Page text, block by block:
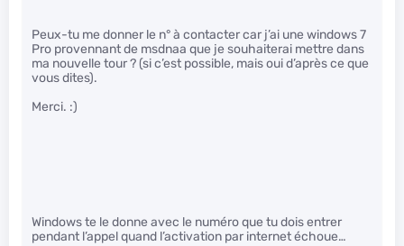
Peux-tu me donner le n° à contacter car j’ai une windows 7
Pro provennant de msdnaa que je souhaiterai mettre dans
ma nouvelle tour ? (si c’est possible, mais oui d’après ce que
vous dites).
Merci. :)
Windows te le donne avec le numéro que tu dois entrer
pendant l’appel quand l’activation par internet échoue…